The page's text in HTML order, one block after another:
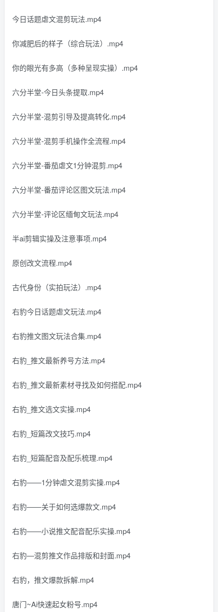
今日话题虐文混剪玩法.mp4
你减肥后的样子（综合玩法）.mp4
你的眼光有多高（多种呈现实操）.mp4
六分半堂-今日头条提取.mp4
六分半堂-混剪引导及提高转化.mp4
六分半堂-混剪手机操作全流程.mp4
六分半堂-番茄虐文1分钟混剪.mp4
六分半堂-番茄评论区图文玩法.mp4
六分半堂-评论区缅甸文玩法.mp4
半ai剪辑实操及注意事项.mp4
原创改文流程.mp4
古代身份（实拍玩法）.mp4
右豹今日话题虐文玩法.mp4
右豹推文图文玩法合集.mp4
右豹_推文最新养号方法.mp4
右豹_推文最新素材寻找及如何搭配.mp4
右豹_推文选文实操.mp4
右豹_短篇改文技巧.mp4
右豹_短篇配音及配乐梳理.mp4
右豹——1分钟虐文混剪实操.mp4
右豹——关于如何选爆款文.mp4
右豹——小说推文配音配乐实操.mp4
右豹—混剪推文作品排版和封面.mp4
右豹，推文爆款拆解.mp4
唐门~Ai快速起女粉号.mp4